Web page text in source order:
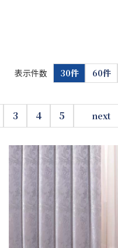
表示件数 30件 60件
3 4 5 next